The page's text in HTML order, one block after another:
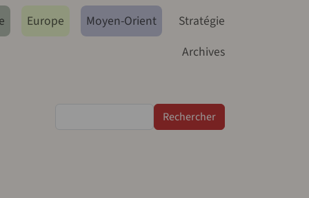
Europe Moyen-Orient
Stratégie
Archives